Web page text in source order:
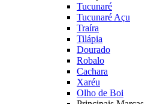
Tucunaré
Tucunaré Açu
Traíra
Tilápia
Dourado
Robalo
Cachara
Xaréu
Olho de Boi